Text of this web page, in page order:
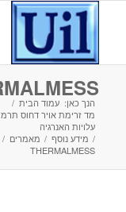
הנך כאן: עמוד הבית /
מד זרימת אויר דחוס
עלויות האנרגיה
/ מידע נוסף / מאמרים /
THERMALMESS